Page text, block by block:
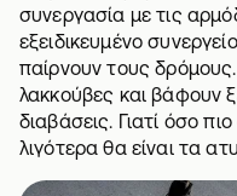
συνεργασία με τις
εξειδικευμένο
παίρνουν τους
λακκούβες και βάφουν
διαβάσεις. Γιατί όσο
λιγότερα θα είναι τα